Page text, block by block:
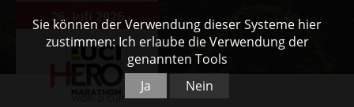
26. Juli 2026
Sie können der Verwendung dieser Systeme hier
zustimmen: Ich erlaube die Verwendung der
genannten Tools
Ja
Nein